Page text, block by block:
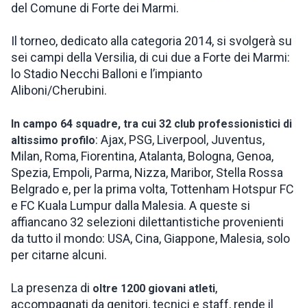
ENG
del Comune di Forte dei Marmi.
Il torneo, dedicato alla categoria 2014, si svolgerà su
sei campi della Versilia, di cui due a Forte dei Marmi:
lo Stadio Necchi Balloni e l’impianto
Aliboni/Cherubini.
In campo 64 squadre, tra cui 32 club professionistici di
altissimo profilo: Ajax, PSG, Liverpool, Juventus,
Milan, Roma, Fiorentina, Atalanta, Bologna, Genoa,
Spezia, Empoli, Parma, Nizza, Maribor, Stella Rossa
Belgrado e, per la prima volta, Tottenham Hotspur FC
e FC Kuala Lumpur dalla Malesia. A queste si
affiancano 32 selezioni dilettantistiche provenienti
da tutto il mondo: USA, Cina, Giappone, Malesia, solo
per citarne alcuni.
La presenza di oltre 1200 giovani atleti,
accompagnati da genitori, tecnici e staff, rende il